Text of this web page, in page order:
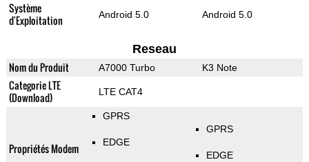
Système
d'Exploitation
Android 5.0 Android 5.0
Reseau
Nom du Produit A7000 Turbo K3 Note
Categorie LTE
(Download)
LTE CAT4
Propriétés Modem
GPRS
EDGE
GPRS
EDGE